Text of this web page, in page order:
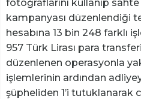
fotoğraflarını kullanıp sahte
kampanyası düzenlendiği
hesabına 13 bin 248 farklı
957 Türk Lirası para
düzenlenen operasyonla
işlemlerinin ardından
şüpheliden 1’i tutuklanarak